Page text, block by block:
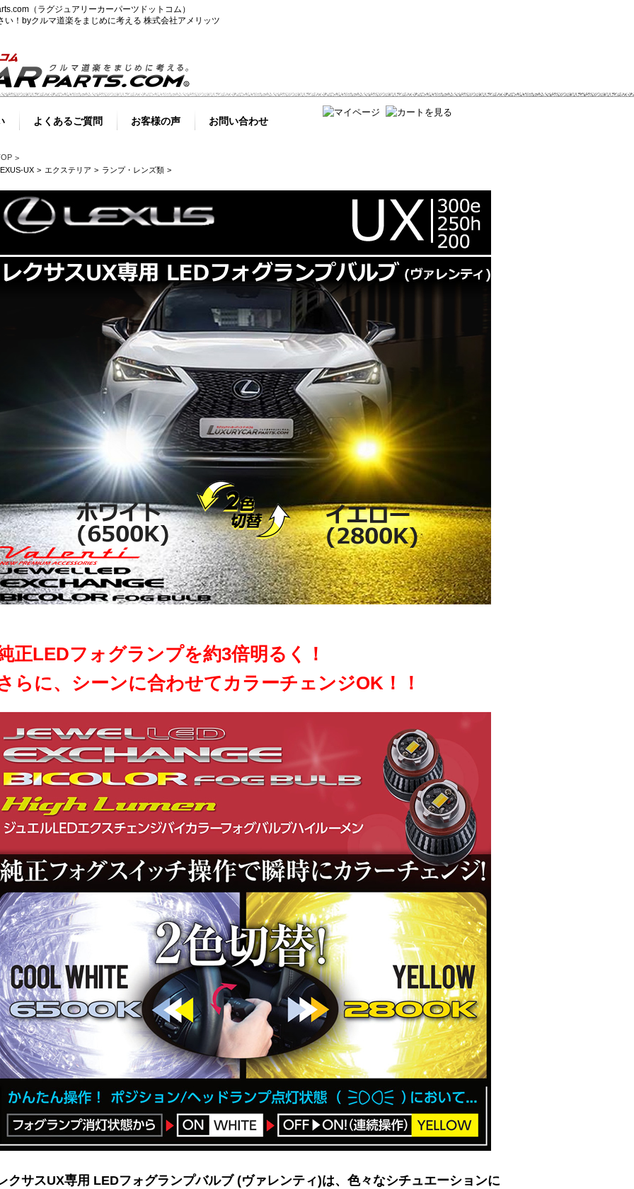
（ラグジュアリーカーパーツドットコム）
！byクルマ道楽をまじめに考える 株式会社アメリッツ
よくあるご質問 お客様の声 お問い合わせ
UX
エクステリア ランプ・レンズ類
正LEDフォグランプを約3倍明るく！
らに、シーンに合わせてカラーチェンジOK！！
クサスUX専用 LEDフォグランプバルブ (ヴァレンティ)は、色々なシチュエーションに